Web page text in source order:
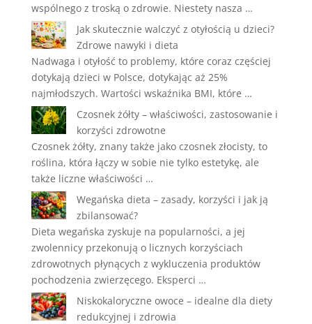
wspólnego z troską o zdrowie. Niestety nasza …
Jak skutecznie walczyć z otyłością u dzieci?
Zdrowe nawyki i dieta
Nadwaga i otyłość to problemy, które coraz częściej
dotykają dzieci w Polsce, dotykając aż 25%
najmłodszych. Wartości wskaźnika BMI, które …
Czosnek żółty – właściwości, zastosowanie i
korzyści zdrowotne
Czosnek żółty, znany także jako czosnek złocisty, to
roślina, która łączy w sobie nie tylko estetykę, ale
także liczne właściwości …
Wegańska dieta – zasady, korzyści i jak ją
zbilansować?
Dieta wegańska zyskuje na popularności, a jej
zwolennicy przekonują o licznych korzyściach
zdrowotnych płynących z wykluczenia produktów
pochodzenia zwierzęcego. Eksperci …
Niskokaloryczne owoce – idealne dla diety
redukcyjnej i zdrowia